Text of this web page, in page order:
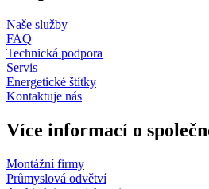
Naše služby
FAQ
Technická podpora
Servis
Energetické štítky
Kontaktuje nás
Více informací o
Montážní firmy
Průmyslová odvětví